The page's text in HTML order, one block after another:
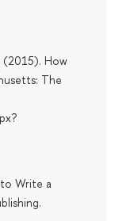
(2015). How
The
Write a